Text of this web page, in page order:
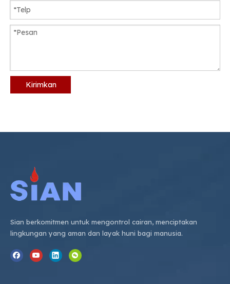
Kirimkan
Sian berkomitmen untuk mengontrol cairan, menciptakan
lingkungan yang aman dan layak huni bagi manusia.